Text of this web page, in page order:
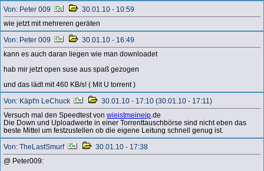
Von: Peter 009
30.01.10 - 10:59
wie jetzt mit mehreren geräten
Von: Peter 009
30.01.10 - 16:49
kann es auch daran liegen wie man downloadet
hab mir jetzt open suse aus spaß gezogen
und das lädt mit 460 KB/s! ( Mit U torrent )
Von: Käpt'n LeChuck
30.01.10 - 17:10 (30.01.10 - 17:11)
Versuch mal den Speedtest von wieistmeineip .de
Die Down und Uploadwerte in einer Torrenttauschbörse sind nicht eben das
beste Mittel um festzustellen ob die eigene Leitung schnell genug ist.
Von: TheLastSmurf
30.01.10 - 17:38
@ Peter009: